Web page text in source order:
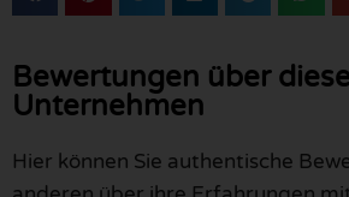
Bewertungen über
Unternehmen
Hier können Sie authentische